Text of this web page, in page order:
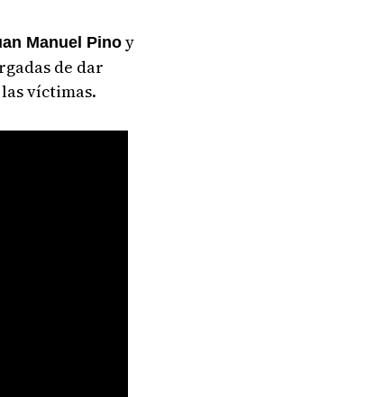
Manuel Pinoy
de dar
víctimas.